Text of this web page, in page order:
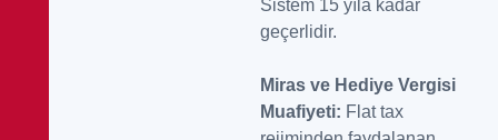
Sistem 15 yıla kadar
geçerlidir.
Miras ve Hediye Vergisi
Muafiyeti: Flat tax